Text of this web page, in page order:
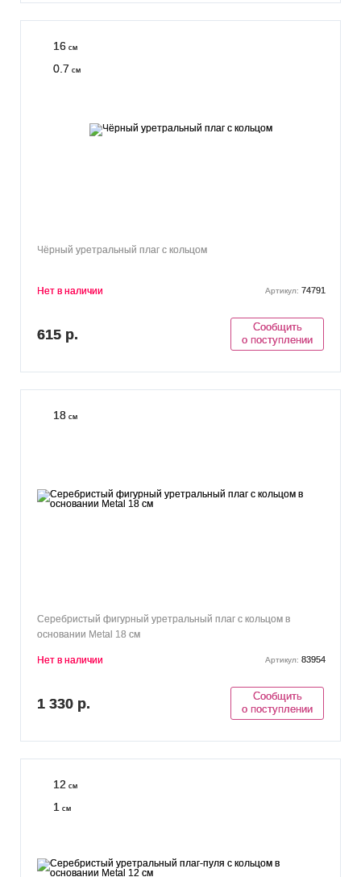
16 см
0.7 см
Чёрный уретральный плаг с кольцом
Нет в наличии Артикул: 74791
615 р.
Сообщить
о поступлении
18 см
Серебристый фигурный уретральный плаг с кольцом в
основании Metal 18 см
Нет в наличии Артикул: 83954
1 330 р.
Сообщить
о поступлении
12 см
1 см